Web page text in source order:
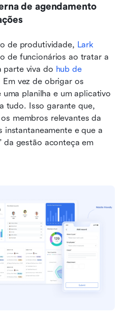
de agendamento
de produtividade, Lark
de funcionários ao tratar a
parte viva do hub de
Em vez de obrigar os
planilha e um aplicativo
tudo. Isso garante que,
membros relevantes da
e que a
da gestão aconteça em